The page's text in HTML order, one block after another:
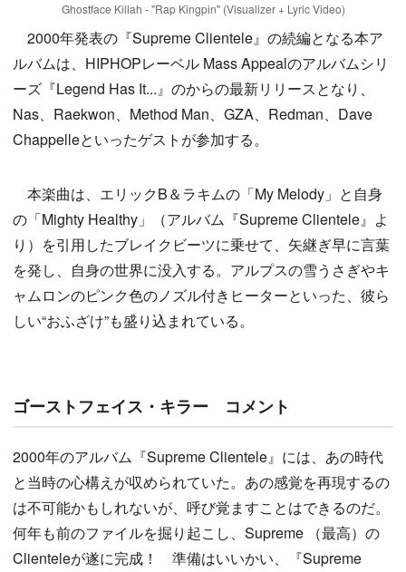
Ghostface Killah - "Rap Kingpin" (Visualizer + Lyric Video)
2000年発表の『Supreme Clientele』の続編となる本ア
ルバムは、HIPHOPレーベル Mass Appealのアルバムシリ
ーズ『Legend Has It...』のからの最新リリースとなり、
Nas、Raekwon、Method Man、GZA、Redman、Dave
Chappelleといったゲストが参加する。
本楽曲は、エリックB＆ラキムの「My Melody」と自身
の「Mighty Healthy」（アルバム『Supreme Clientele』よ
り）を引用したブレイクビーツに乗せて、矢継ぎ早に言葉
を発し、自身の世界に没入する。アルプスの雪うさぎやキ
ャムロンのピンク色のノズル付きヒーターといった、彼ら
しい“おふざけ”も盛り込まれている。
ゴーストフェイス・キラー コメント
2000年のアルバム『Supreme Clientele』には、あの時代
と当時の心構えが収められていた。あの感覚を再現するの
は不可能かもしれないが、呼び覚ますことはできるのだ。
何年も前のファイルを掘り起こし、Supreme （最高）の
Clienteleが遂に完成！ 準備はいいかい、『Supreme